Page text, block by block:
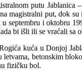
putu Jablanica –
magistralni put, dok
septembru i oktobru
bi išli ili se vraćali sa
kuća u Donjoj
letvama, betonskim
fizičku bol.